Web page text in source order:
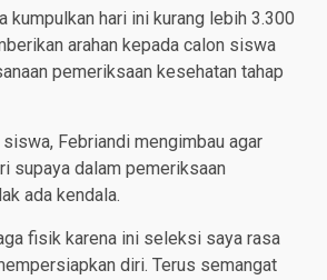
kumpulkan hari ini kurang lebih 3.300
arahan kepada calon siswa
pemeriksaan kesehatan tahap
siswa, Febriandi mengimbau agar
supaya dalam pemeriksaan
ada kendala.
fisik karena ini seleksi saya rasa
diri. Terus semangat